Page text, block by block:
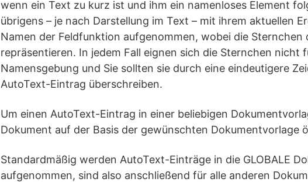
wenn ein Text zu kurz ist und ihm ein namenloses Element
übrigens – je nach Darstellung im Text – mit ihrem aktuellen
Namen der Feldfunktion aufgenommen, wobei die Sternchen
repräsentieren. In jedem Fall eignen sich die Sternchen nicht
Namensgebung und Sie sollten sie durch eine eindeutigere
AutoText-Eintrag überschreiben.
Um einen AutoText-Eintrag in einer beliebigen
Dokument auf der Basis der gewünschten Dokumentvorlage
Standardmäßig werden AutoText-Einträge in die GLOBALE
aufgenommen, sind also anschließend für alle anderen